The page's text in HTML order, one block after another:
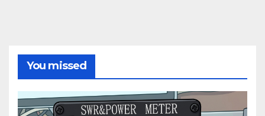
You missed